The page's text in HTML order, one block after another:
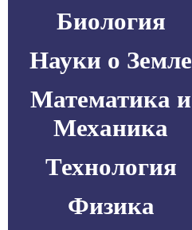
Биология
Науки о Земле
Математика и
Механика
Технология
Физика